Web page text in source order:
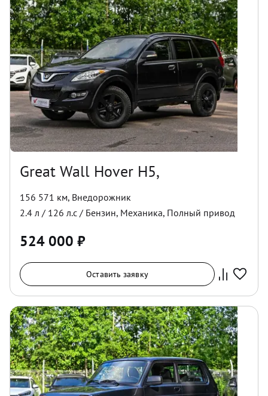
Great Wall Hover H5,
156 571 км, Внедорожник
2.4 л / 126 л.с / Бензин, Механика, Полный привод
524 000 ₽
Оставить заявку